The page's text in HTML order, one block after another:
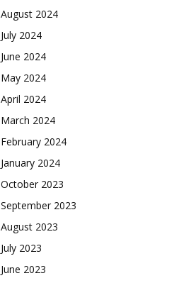
August 2024
July 2024
June 2024
May 2024
April 2024
March 2024
February 2024
January 2024
October 2023
September 2023
August 2023
July 2023
June 2023